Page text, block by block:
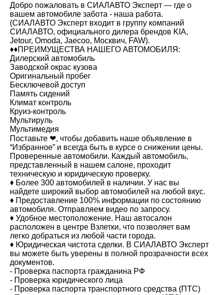
Добро пожаловать в СИАЛАВТО Эксперт — где о
вашем автомобиле забота - наша работа.
(СИАЛАВТО Эксперт входит в группу компаний
СИАЛАВТО, официального дилера брендов KIA,
Jetour, Omoda, Jaecoo, Москвич, FAW).
♦️♦️ПРЕИМУЩЕСТВА НАШЕГО АВТОМОБИЛЯ:
Дилерский автомобиль
Заводской окрас кузова
Оригинальный пробег
Бесключевой доступ
Память сидений
Климат контроль
Круиз-контроль
Мультируль
Мультимедия
Поставьте ❤, чтобы добавить наше объявление в
“Избранное” и всегда быть в курсе о снижении цены.
Проверенные автомобили. Каждый автомобиль,
представленный в нашем салоне, проходит
техническую и юридическую проверку.
♦️ ⁠Более 300 автомобилей в наличии. У нас вы
найдете широкий выбор автомобилей на любой вкус.
♦️ Предоставление 100% информации по состоянию
автомобиля. Отправляем видео по запросу.
♦️ ⁠Удобное местоположение. Наш автосалон
расположен в центре Взлетки, что позволяет вам
легко добраться из любой части города.
♦️ Юридическая чистота сделки. В СИАЛАВТО Эксперт
вы можете быть уверены в полной прозрачности всех
документов.
- Проверка паспорта гражданина РФ
- Проверка юридического лица
- Проверка паспорта транспортного средства (ПТС)